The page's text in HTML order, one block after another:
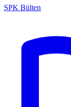
SPK Bülten